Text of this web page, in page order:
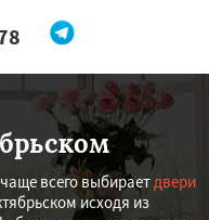
мне
всего выбираетдвери
исходя из